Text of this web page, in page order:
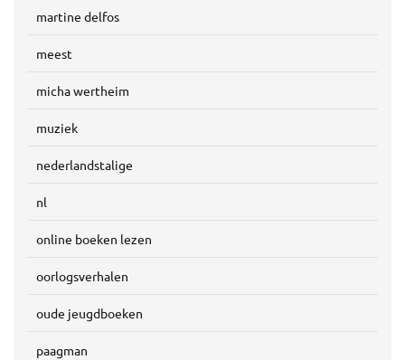
martine delfos
meest
micha wertheim
muziek
nederlandstalige
nl
online boeken lezen
oorlogsverhalen
oude jeugdboeken
paagman